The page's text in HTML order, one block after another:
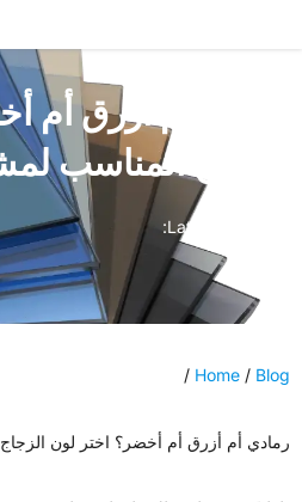
رمادي أم أزرق أم
الزجاج المناسب
Latest Updated:
Home / Blog
/
رمادي أم أزرق أم أخضر؟ اختر لون